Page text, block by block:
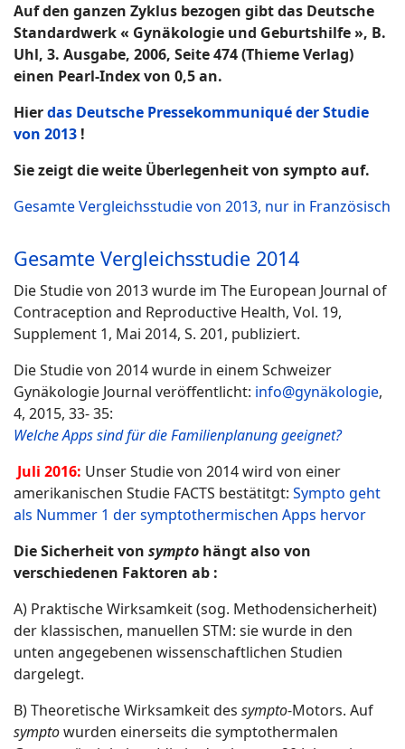
Auf den ganzen Zyklus bezogen gibt das Deutsche
Standardwerk « Gynäkologie und Geburtshilfe », B.
Uhl, 3. Ausgabe, 2006, Seite 474 (Thieme Verlag)
einen Pearl-Index von 0,5 an.
Hierdas Deutsche Pressekommuniqué der Studie
von 2013 !
Sie zeigt die weite Überlegenheit von sympto auf.
Gesamte Vergleichsstudie von 2013, nur in Französisch
Gesamte Vergleichsstudie 2014
Die Studie von 2013 wurde im The European Journal of
Contraception and Reproductive Health, Vol. 19,
Supplement 1, Mai 2014, S. 201, publiziert.
Die Studie von 2014 wurde in einem Schweizer
Gynäkologie Journal veröffentlicht: info@gynäkologie,
4, 2015, 33- 35:
Welche Apps sind für die Familienplanung geeignet?
Juli 2016: Unser Studie von 2014 wird von einer
amerikanischen Studie FACTS bestätitgt: Sympto geht
als Nummer 1 der symptothermischen Apps hervor
Die Sicherheit von sympto hängt also von
verschiedenen Faktoren ab :
A) Praktische Wirksamkeit (sog. Methodensicherheit)
der klassischen, manuellen STM: sie wurde in den
unten angegebenen wissenschaftlichen Studien
dargelegt.
B) Theoretische Wirksamkeit des sympto-Motors. Auf
symptowurden einerseits die symptothermalen